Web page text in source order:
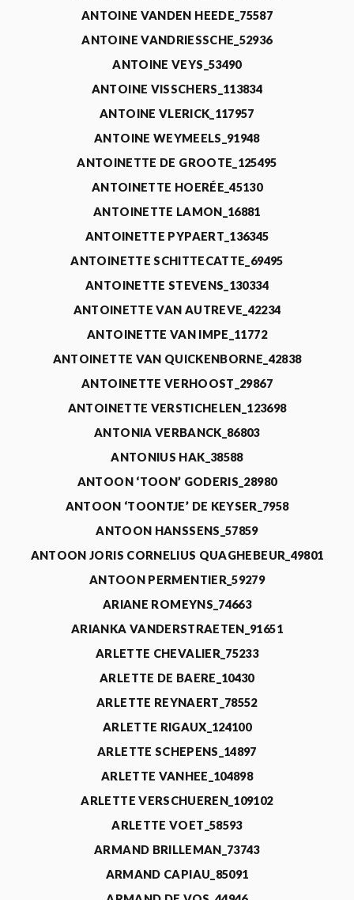
ANTOINE VANDEN HEEDE_75587
ANTOINE VANDRIESSCHE_52936
ANTOINE VEYS_53490
ANTOINE VISSCHERS_113834
ANTOINE VLERICK_117957
ANTOINE WEYMEELS_91948
ANTOINETTE DE GROOTE_125495
ANTOINETTE HOERÉE_45130
ANTOINETTE LAMON_16881
ANTOINETTE PYPAERT_136345
ANTOINETTE SCHITTECATTE_69495
ANTOINETTE STEVENS_130334
ANTOINETTE VAN AUTREVE_42234
ANTOINETTE VAN IMPE_11772
ANTOINETTE VAN QUICKENBORNE_42838
ANTOINETTE VERHOOST_29867
ANTOINETTE VERSTICHELEN_123698
ANTONIA VERBANCK_86803
ANTONIUS HAK_38588
ANTOON ‘TOON’ GODERIS_28980
ANTOON ‘TOONTJE’ DE KEYSER_7958
ANTOON HANSSENS_57859
ANTOON JORIS CORNELIUS QUAGHEBEUR_49801
ANTOON PERMENTIER_59279
ARIANE ROMEYNS_74663
ARIANKA VANDERSTRAETEN_91651
ARLETTE CHEVALIER_75233
ARLETTE DE BAERE_10430
ARLETTE REYNAERT_78552
ARLETTE RIGAUX_124100
ARLETTE SCHEPENS_14897
ARLETTE VANHEE_104898
ARLETTE VERSCHUEREN_109102
ARLETTE VOET_58593
ARMAND BRILLEMAN_73743
ARMAND CAPIAU_85091